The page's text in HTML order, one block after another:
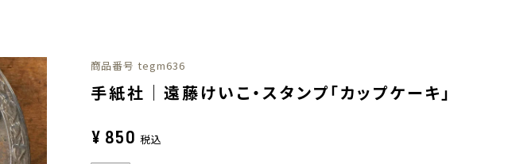
商品番号 tegm636
手紙社｜遠藤けいこ・スタンプ「カップケーキ」
¥ 850 税込